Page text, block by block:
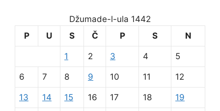
Džumade-l-ula 1442
P
U S Č P S N
1 2 3 4 5
6 7 8 9 10 11 12
13 14 15 16 17 18 19